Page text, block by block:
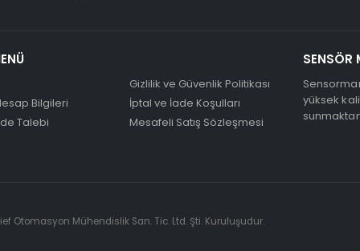
Bilgileri
Talebi
Gizlilik ve Güvenlik Politikası
İptal ve İade Koşulları
Mesafeli Satış Sözleşmesi
SENSÖR
yüksek
Otomasyon Mühendislik San. Tic. Ltd. Şti. Kuruluşudur.